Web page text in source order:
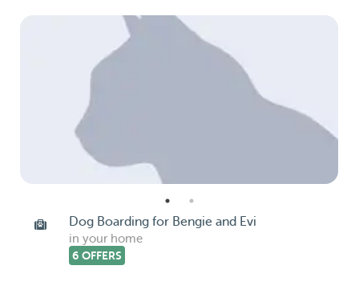
Dog Boarding for Bengie and Evi
in your home
6 OFFERS